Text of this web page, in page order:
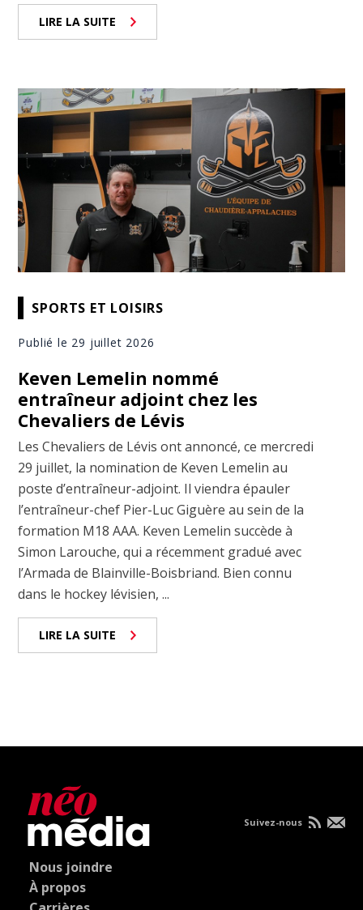
LIRE LA SUITE
SPORTS ET LOISIRS
Publié le 29 juillet 2026
Keven Lemelin nommé
entraîneur adjoint chez les
Chevaliers de Lévis
Les Chevaliers de Lévis ont annoncé, ce mercredi
29 juillet, la nomination de Keven Lemelin au
poste d’entraîneur-adjoint. Il viendra épauler
l’entraîneur-chef Pier-Luc Giguère au sein de la
formation M18 AAA. Keven Lemelin succède à
Simon Larouche, qui a récemment gradué avec
l’Armada de Blainville-Boisbriand. Bien connu
dans le hockey lévisien, ...
LIRE LA SUITE
Nous joindre
À propos
Suivez-nous